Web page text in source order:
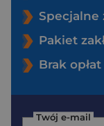
Pakiet
Brak
Twój e-mail